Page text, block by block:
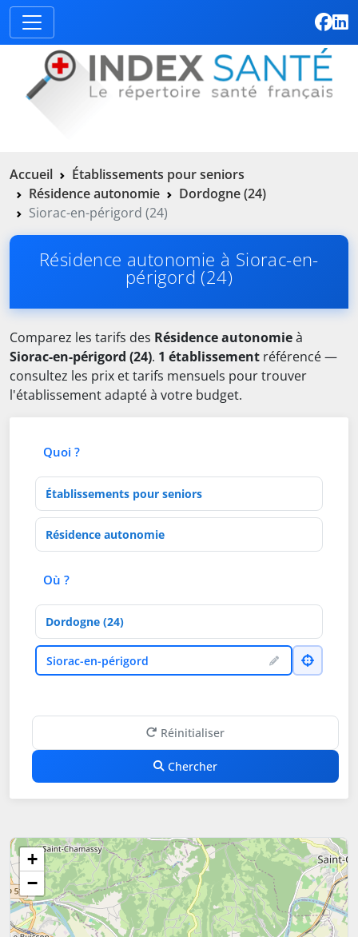
Accueil
Établissements pour seniors
Résidence autonomie
Dordogne (24)
Siorac-en-périgord (24)
Résidence autonomie à Siorac-en-
périgord (24)
Comparez les tarifs des Résidence autonomieà
Siorac-en-périgord (24). 1 établissement référencé —
consultez les prix et tarifs mensuels pour trouver
l'établissement adapté à votre budget.
Quoi ?
Type d'établissement
Activités de soins
Où ?
Département
VilleSiorac-en-périgord
Réinitialiser
Chercher
+
−